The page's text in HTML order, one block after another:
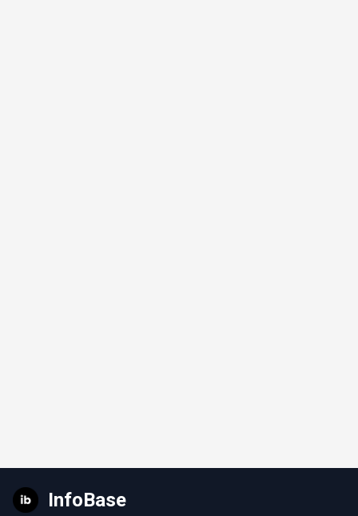
InfoBase